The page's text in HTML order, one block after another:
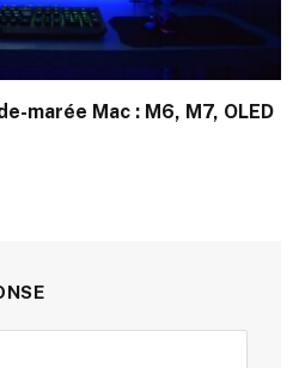
marée Mac : M6, M7, OLED